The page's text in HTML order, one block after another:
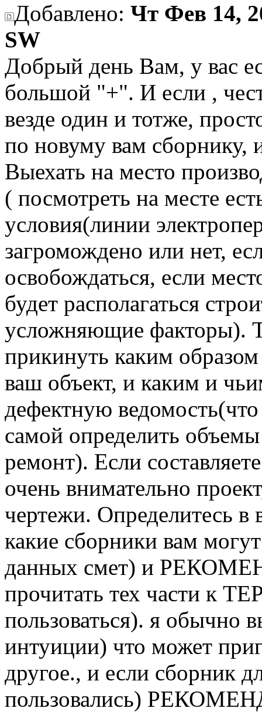
Добавлено: Чт Фев 14,
SW
Добрый день Вам, у вас
большой "+". И если ,
везде один и тотже,
по новуму вам сборнику,
Выехать на место
( посмотреть на месте
условия(линии
загромождено или нет,
освобождаться, если
будет располагаться
усложняющие факторы).
прикинуть каким
ваш объект, и каким и
дефектную
самой определить
ремонт). Если
очень внимательно
чертежи. Определитесь
какие сборники вам
данных смет) и
прочитать тех части к
пользоваться). я обычно
интуиции) что может
другое., и если сборник
пользовались)